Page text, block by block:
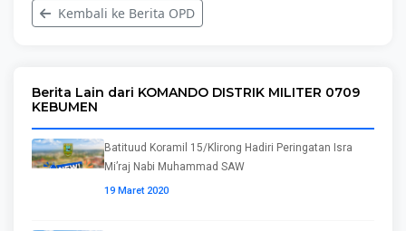
Kembali ke Berita OPD
Berita Lain dari KOMANDO DISTRIK MILITER 0709
KEBUMEN
Batituud Koramil 15/Klirong Hadiri Peringatan Isra
Mi’raj Nabi Muhammad SAW
19 Maret 2020